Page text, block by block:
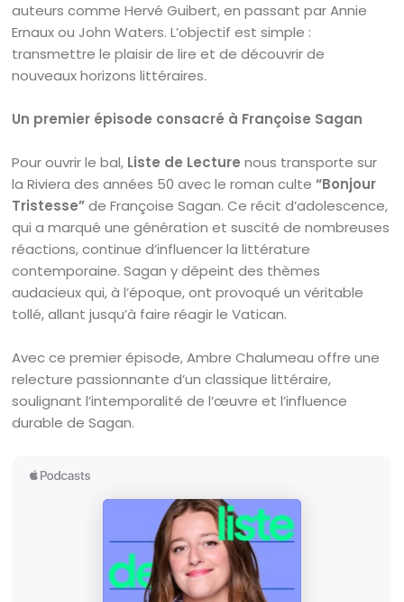
auteurs comme Hervé Guibert, en passant par Annie
Ernaux ou John Waters. L’objectif est simple :
transmettre le plaisir de lire et de découvrir de
nouveaux horizons littéraires.
Un premier épisode consacré à Françoise Sagan
Pour ouvrir le bal, Liste de Lecture nous transporte sur
la Riviera des années 50 avec le roman culte“Bonjour
Tristesse”de Françoise Sagan. Ce récit d’adolescence,
qui a marqué une génération et suscité de nombreuses
réactions, continue d’influencer la littérature
contemporaine. Sagan y dépeint des thèmes
audacieux qui, à l’époque, ont provoqué un véritable
tollé, allant jusqu’à faire réagir le Vatican.
Avec ce premier épisode, Ambre Chalumeau offre une
relecture passionnante d’un classique littéraire,
soulignant l’intemporalité de l’œuvre et l’influence
durable de Sagan.